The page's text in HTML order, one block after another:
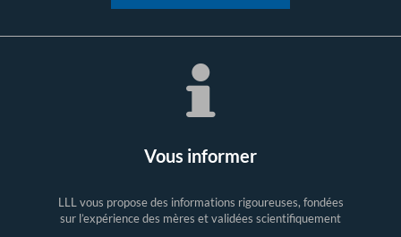
Vous informer
LLL vous propose des informations rigoureuses, fondées
sur l’expérience des mères et validées scientifiquement